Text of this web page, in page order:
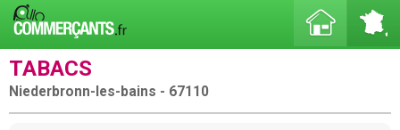
TABACS
Niederbronn-les-bains - 67110